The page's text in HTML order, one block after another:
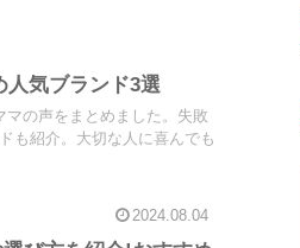
気ブランド3選
の声をまとめました。失敗
も紹介。大切な人に喜んでも
2024.08.04